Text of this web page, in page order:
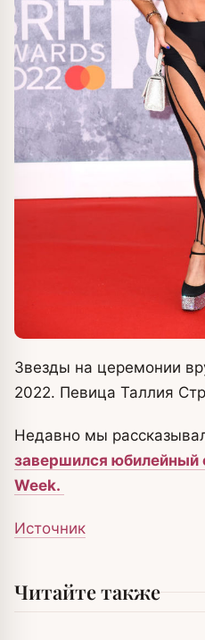
Звезды на церемонии
2022. Певица Таллия
Недавно мы
завершился юбилейный
Week.
Источник
Читайте также